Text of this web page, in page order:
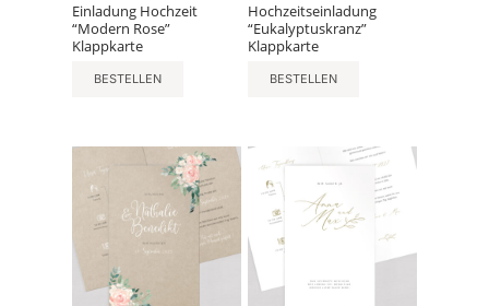
Einladung Hochzeit
“Modern Rose”
Klappkarte
BESTELLEN
Hochzeitseinladung
“Eukalyptuskranz”
Klappkarte
BESTELLEN